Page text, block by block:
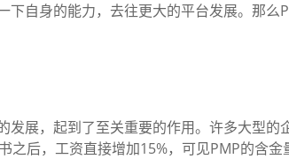
自身的能力，去往更大的平台发展。那么
展，起到了至关重要的作用。许多大型的
后，工资直接增加15%，可见PMP的含金